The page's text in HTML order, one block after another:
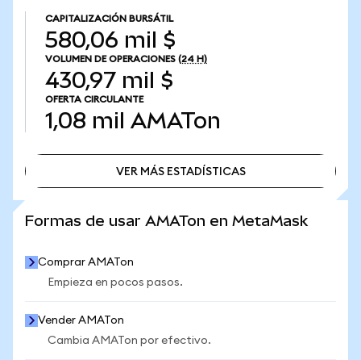
CAPITALIZACIÓN BURSÁTIL
580,06 mil $
VOLUMEN DE OPERACIONES (24 H)
430,97 mil $
OFERTA CIRCULANTE
1,08 mil AMATon
VER MÁS ESTADÍSTICAS
Formas de usar AMATon en MetaMask
Comprar AMATon
Empieza en pocos pasos.
Vender AMATon
Cambia AMATon por efectivo.